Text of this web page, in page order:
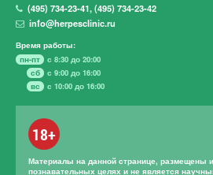
(495)734-23-41,(495)734-23-42
info@herpesclinic.ru
Время работы:
пн-пт
с 8:30 до 20:00
сб
с 9:00 до 16:00
вс
с 10:00 до 16:00
18+
Материалы на данной странице, размещены
познавательных целях и не является